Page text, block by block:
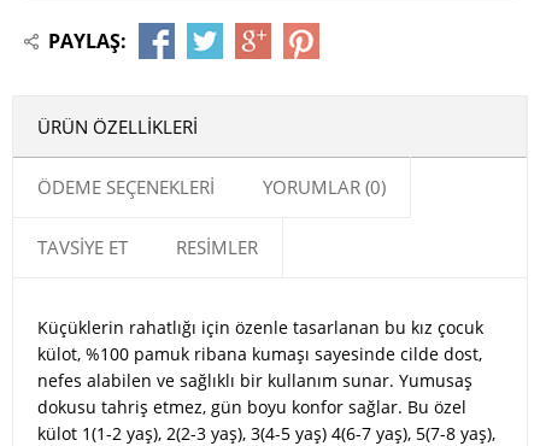
PAYLAŞ:
ÜRÜN ÖZELLIKLERI
ÖDEME SEÇENEKLERI YORUMLAR (0)
TAVSIYE ET RESIMLER
Küçüklerin rahatlığı için özenle tasarlanan bu kız çocuk
külot, %100 pamuk ribana kumaşı sayesinde cilde dost,
nefes alabilen ve sağlıklı bir kullanım sunar. Yumusaş
dokusu tahriş etmez, gün boyu konfor sağlar. Bu özel
külot 1(1-2 yaş), 2(2-3 yaş), 3(4-5 yaş) 4(6-7 yaş), 5(7-8 yaş),